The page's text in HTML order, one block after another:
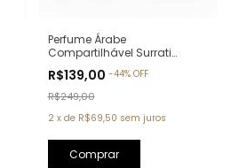
Perfume Árabe
Compartilhável Surrati
Kunooz Zoghbi Eau de
Parfum - 100ml (Ref. Olfativa:
Erba Pura Xerjoff)
R$139,00 -44% OFF
R$249,00
2 x de R$69,50 sem juros